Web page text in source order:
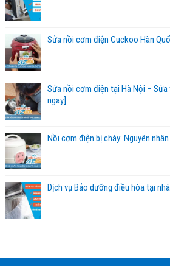
Sửa nồi cơm điện Cuckoo Hàn
Sửa nồi cơm điện tại Hà Nội – Sửa
ngay]
Nồi cơm điện bị cháy: Nguyên
Dịch vụ Bảo dưỡng điều hòa tại